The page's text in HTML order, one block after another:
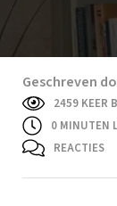
Geschreven
2459 KEER
0 MINUTEN
REACTIES